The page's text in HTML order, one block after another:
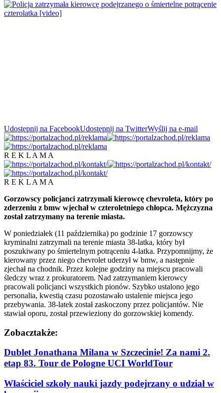
Udostępnij na FacebookUdostępnij na TwitterWyślij na e-mail
R E K L A M A
R E K L A M A
Gorzowscy policjanci zatrzymali kierowcę chevroleta, który po
zderzeniu z bmw wjechał w czteroletniego chłopca. Mężczyzna
został zatrzymany na terenie miasta.
W poniedziałek (11 października) po godzinie 17 gorzowscy
kryminalni zatrzymali na terenie miasta 38-latka, który był
poszukiwany po śmiertelnym potrąceniu 4-latka. Przypomnijmy, że
kierowany przez niego chevrolet uderzył w bmw, a następnie
zjechał na chodnik. Przez kolejne godziny na miejscu pracowali
śledczy wraz z prokuratorem. Nad zatrzymaniem kierowcy
pracowali policjanci wszystkich pionów. Szybko ustalono jego
personalia, kwestią czasu pozostawało ustalenie miejsca jego
przebywania. 38-latek został zaskoczony przez policjantów. Nie
stawiał oporu, został przewieziony do gorzowskiej komendy.
Zobacztakże:
Dublet Jonathana Milana w Szczecinie! Za nami 2.
etap 83. Tour de Pologne UCI WorldTour
Właściciel szkoły nauki jazdy podejrzany o udział w